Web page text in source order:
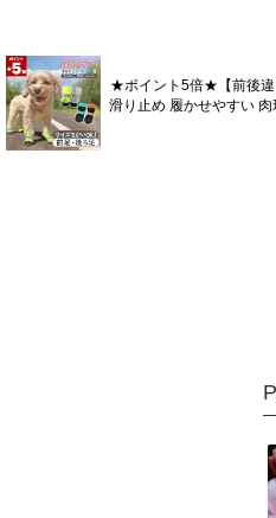
★ポイント5倍★【前後違
滑り止め 履かせやすい